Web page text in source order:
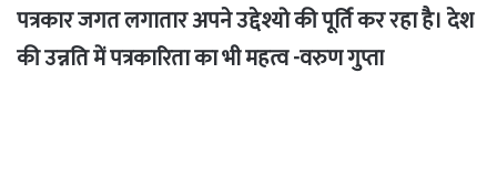
पत्रकार जगत लगातार अपने उद्देश्यो की पूर्ति कर रहा है। देश
की उन्नति में पत्रकारिता का भी महत्व -वरुण गुप्ता